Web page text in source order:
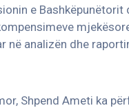
e Bashkëpunëtorit
në analizën dhe
Shpend Ameti ka